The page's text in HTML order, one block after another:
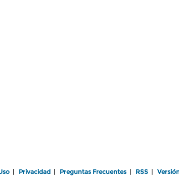
Privacidad Preguntas Frecuentes RSS